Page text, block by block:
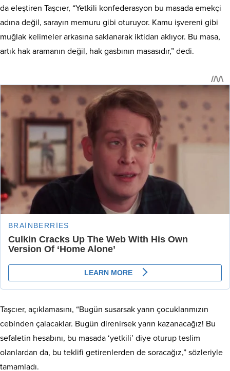
da eleştiren Taşcıer, “Yetkili konfederasyon bu masada emekçi
adına değil, sarayın memuru gibi oturuyor. Kamu işvereni gibi
muğlak kelimeler arkasına saklanarak iktidarı aklıyor. Bu masa,
artık hak aramanın değil, hak gasbının masasıdır,” dedi.
Taşcıer, açıklamasını, “Bugün susarsak yarın çocuklarımızın
cebinden çalacaklar. Bugün direnirsek yarın kazanacağız! Bu
sefaletin hesabını, bu masada ‘yetkili’ diye oturup teslim
olanlardan da, bu teklifi getirenlerden de soracağız,” sözleriyle
tamamladı.